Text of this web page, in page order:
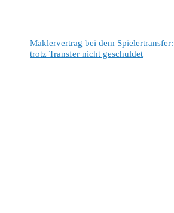
Maklervertrag bei dem
trotz Transfer nicht geschuldet